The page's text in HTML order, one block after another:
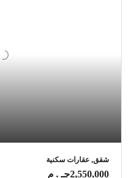
شقق, عقارات سكنية
2,550,000جـ . م